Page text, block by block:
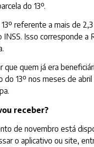
do 13º.
referente a mais de
Isso corresponde a
quem já era
do 13º nos meses de
receber?
de novembro está
o aplicativo ou site,